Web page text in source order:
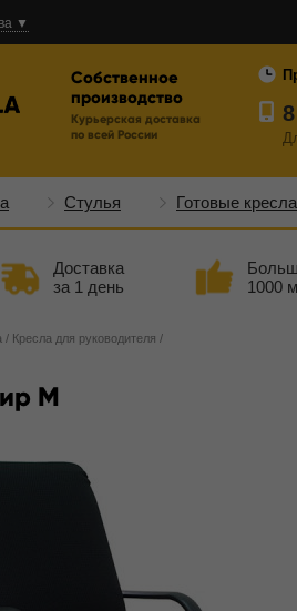
▼
Собственное
производство
Курьерская доставка
по всей России
Стулья Готовые кресла
Доставка
за 1 день
1000
/ Кресла для руководителя /
М